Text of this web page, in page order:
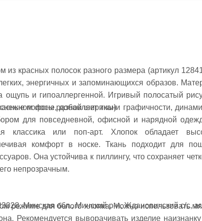
из красных полосок разного размера (артикул
энергичных и запоминающихся образов.
и гипоаллергенной. Игривый полосатый
фоне, добавляет ткани графичности,
для повседневной, офисной и нарядной
классика или поп-арт. Хлопок обладает
комфорт в носке. Ткань подходит для
Она устойчива к пиллингу, что сохраняет
непрозрачным.
режиме для белого хлопка. Можно использовать
Рекомендуется выворачивать изделие
полосы разной ширины)
Минская обл., Минский р-н, Ждановичский с/с, аг.